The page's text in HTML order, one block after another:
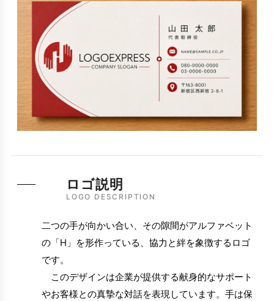
ロゴ説明
LOGO DESCRIPTION
二つの手が向かい合い、その隙間がアルファベット
の「H」を形作っている、協力と絆を象徴するロゴ
です。
このデザインは企業が提供する献身的なサポート
やお客様との真摯な対話を表現しています。手は保